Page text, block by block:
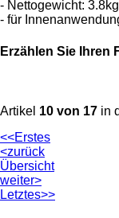
- Nettogewicht:
- für
Erzählen Sie Ihren
Artikel 10 von 17 in
<<Erstes
<zurück
Übersicht
weiter>
Letztes>>